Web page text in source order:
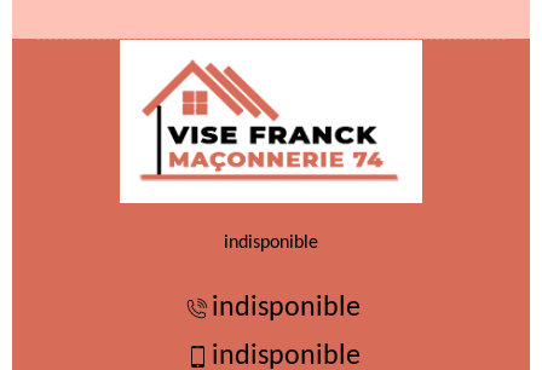
indisponible
indisponible
indisponible